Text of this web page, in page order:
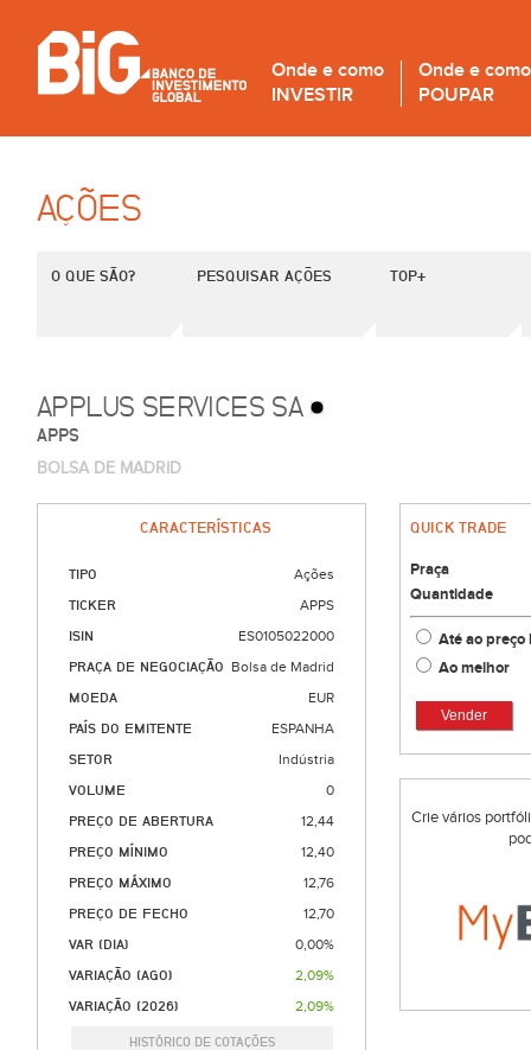
Onde e como
INVESTIR
Onde e como
POUPAR
AÇÕES
O QUE SÃO? PESQUISAR AÇÕES TOP+
APPLUS SERVICES SA
APPS
BOLSA DE MADRID
CARACTERÍSTICAS
TIPO Ações
TICKER APPS
ISIN ES0105022000
PRAÇA DE NEGOCIAÇÃO Bolsa de Madrid
MOEDA EUR
PAÍS DO EMITENTE ESPANHA
SETOR Indústria
VOLUME 0
PREÇO DE ABERTURA 12,44
PREÇO MÍNIMO 12,40
PREÇO MÁXIMO 12,76
PREÇO DE FECHO 12,70
VAR (DIA) 0,00%
VARIAÇÃO (AGO) 2,09%
VARIAÇÃO (2026) 2,09%
HISTÓRICO DE COTAÇÕES
QUICK TRADE
Praça
Quantidade
Até ao
Ao melhor
Vender
Crie vários